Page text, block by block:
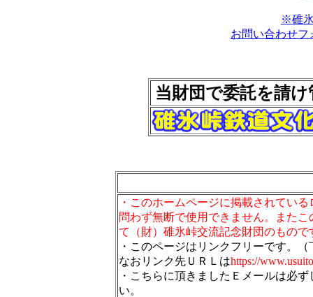
※碓
お問い合わせフ
当財団で委託を請
・このホームページに掲載されてい
問わず無断で使用できません。また
て（財）碓氷峠交流記念財団のもの
・このページはリンクフリーです。
なおリンク先ＵＲＬはhttps://
・こちらに頂きましたＥメールは必
い。